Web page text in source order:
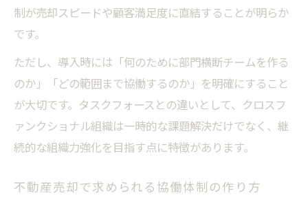
制が売却スピードや顧客満足度に直結することが明らか
です。
ただし、導入時には「何のために部門横断チームを作る
のか」「どの範囲まで協働するのか」を明確にすること
が大切です。タスクフォースとの違いとして、クロスフ
ァンクショナル組織は一時的な課題解決だけでなく、継
続的な組織力強化を目指す点に特徴があります。
不動産売却で求められる協働体制の作り方